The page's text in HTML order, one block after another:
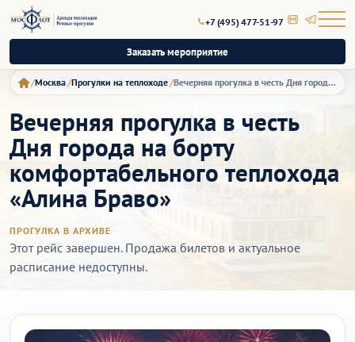
+7 (495) 477-51-97
Заказать мероприятие
Москва Прогулки на теплоходе Вечерняя прогулка в честь Дня города на борту комфортабельного теплохода «Алина Браво»
Вечерняя прогулка в честь
Дня города на борту
комфортабельного теплохода
«Алина Браво»
ПРОГУЛКА В АРХИВЕ
Этот рейс завершен. Продажа билетов и актуальное
расписание недоступны.